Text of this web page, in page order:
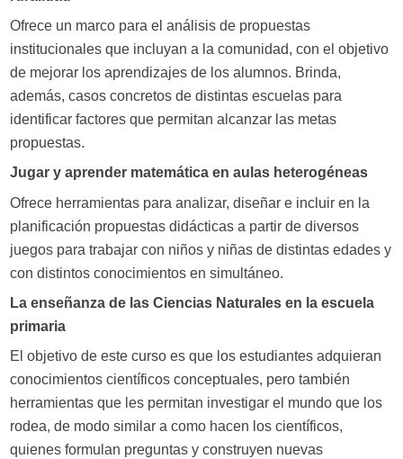
Ofrece un marco para el análisis de propuestas
institucionales que incluyan a la comunidad, con el objetivo
de mejorar los aprendizajes de los alumnos. Brinda,
además, casos concretos de distintas escuelas para
identificar factores que permitan alcanzar las metas
propuestas.
Jugar y aprender matemática en aulas heterogéneas
Ofrece herramientas para analizar, diseñar e incluir en la
planificación propuestas didácticas a partir de diversos
juegos para trabajar con niños y niñas de distintas edades y
con distintos conocimientos en simultáneo.
La enseñanza de las Ciencias Naturales en la escuela
primaria
El objetivo de este curso es que los estudiantes adquieran
conocimientos científicos conceptuales, pero también
herramientas que les permitan investigar el mundo que los
rodea, de modo similar a como hacen los científicos,
quienes formulan preguntas y construyen nuevas